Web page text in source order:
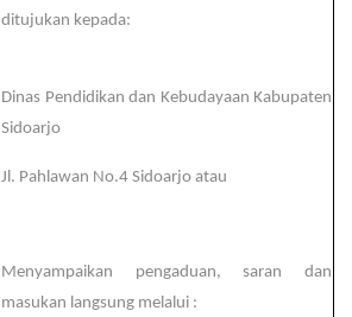
ditujukan kepada:
Dinas Pendidikan dan Kebudayaan Kabupaten
Sidoarjo
Jl. Pahlawan No.4 Sidoarjo atau
Menyampaikan pengaduan, saran dan
masukan langsung melalui :